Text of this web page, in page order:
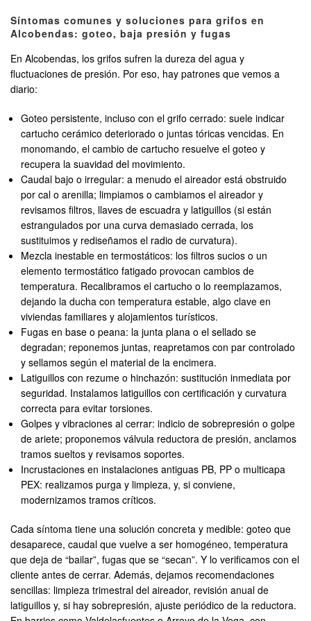
Síntomas comunes y soluciones para grifos en
Alcobendas: goteo, baja presión y fugas
En Alcobendas, los grifos sufren la dureza del agua y
fluctuaciones de presión. Por eso, hay patrones que vemos a
diario:
Goteo persistente, incluso con el grifo cerrado: suele indicar
cartucho cerámico deteriorado o juntas tóricas vencidas. En
monomando, el cambio de cartucho resuelve el goteo y
recupera la suavidad del movimiento.
Caudal bajo o irregular: a menudo el aireador está obstruido
por cal o arenilla; limpiamos o cambiamos el aireador y
revisamos filtros, llaves de escuadra y latiguillos (si están
estrangulados por una curva demasiado cerrada, los
sustituimos y rediseñamos el radio de curvatura).
Mezcla inestable en termostáticos: los filtros sucios o un
elemento termostático fatigado provocan cambios de
temperatura. Recalibramos el cartucho o lo reemplazamos,
dejando la ducha con temperatura estable, algo clave en
viviendas familiares y alojamientos turísticos.
Fugas en base o peana: la junta plana o el sellado se
degradan; reponemos juntas, reapretamos con par controlado
y sellamos según el material de la encimera.
Latiguillos con rezume o hinchazón: sustitución inmediata por
seguridad. Instalamos latiguillos con certificación y curvatura
correcta para evitar torsiones.
Golpes y vibraciones al cerrar: indicio de sobrepresión o golpe
de ariete; proponemos válvula reductora de presión, anclamos
tramos sueltos y revisamos soportes.
Incrustaciones en instalaciones antiguas PB, PP o multicapa
PEX: realizamos purga y limpieza, y, si conviene,
modernizamos tramos críticos.
Cada síntoma tiene una solución concreta y medible: goteo que
desaparece, caudal que vuelve a ser homogéneo, temperatura
que deja de “bailar”, fugas que se “secan”. Y lo verificamos con el
cliente antes de cerrar. Además, dejamos recomendaciones
sencillas: limpieza trimestral del aireador, revisión anual de
latiguillos y, si hay sobrepresión, ajuste periódico de la reductora.